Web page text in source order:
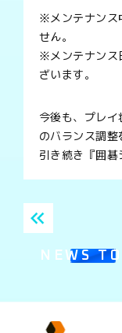
※メンテナンス
せん。
※メンテナンス
ざいます。
今後も、プレ
のバランス調整
引き続き『囲碁
NEWS